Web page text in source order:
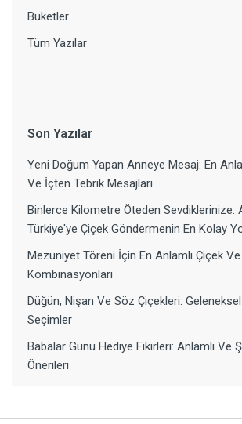
Buketler
Tüm Yazılar
Son Yazılar
Yeni Doğum Yapan Anneye Mesaj: En
Ve İçten Tebrik Mesajları
Binlerce Kilometre Öteden Sevdiklerinize:
Türkiye'ye Çiçek Göndermenin En Kolay
Mezuniyet Töreni İçin En Anlamlı Çiçek
Kombinasyonları
Düğün, Nişan Ve Söz Çiçekleri:
Seçimler
Babalar Günü Hediye Fikirleri: Anlamlı Ve
Önerileri